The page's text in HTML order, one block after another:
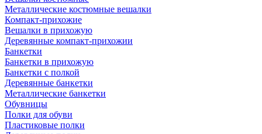
Металлические костюмные вешалки
Компакт-прихожие
Вешалки в прихожую
Деревянные компакт-прихожии
Банкетки
Банкетки в прихожую
Банкетки с полкой
Деревянные банкетки
Металлические банкетки
Обувницы
Полки для обуви
Пластиковые полки